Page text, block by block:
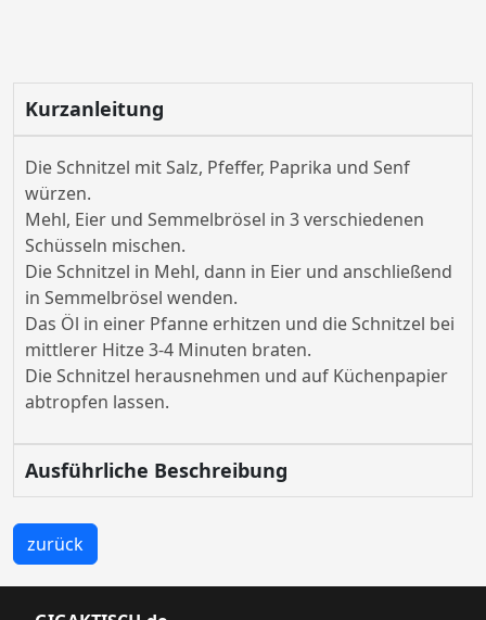
Kurzanleitung
Die Schnitzel mit Salz, Pfeffer, Paprika und Senf
würzen.
Mehl, Eier und Semmelbrösel in 3 verschiedenen
Schüsseln mischen.
Die Schnitzel in Mehl, dann in Eier und anschließend
in Semmelbrösel wenden.
Das Öl in einer Pfanne erhitzen und die Schnitzel bei
mittlerer Hitze 3-4 Minuten braten.
Die Schnitzel herausnehmen und auf Küchenpapier
abtropfen lassen.
Ausführliche Beschreibung
zurück